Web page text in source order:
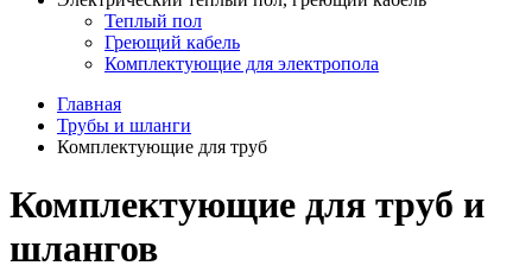
Теплый пол
Греющий кабель
Комплектующие для электропола
Главная
Трубы и шланги
Комплектующие для труб
Комплектующие для труб и
шлангов